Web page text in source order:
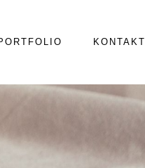
KONTAKT